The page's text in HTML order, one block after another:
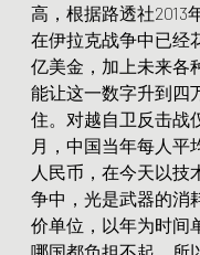
高，根据路透社2013
在伊拉克战争中已经
亿美金，加上未来各
能让这一数字升到四
住。对越自卫反击战
月，中国当年每人平
人民币，在今天以技
争中，光是武器的消
价单位，以年为时间
哪国都负担不起。所